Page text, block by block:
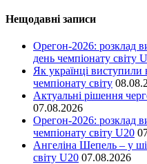
Нещодавні записи
Орегон-2026: розклад
день чемпіонату світу
Як українці виступили
чемпіонату світу
Актуальні рішення
07.08.2026
Орегон-2026: розклад
чемпіонату світу U20
Ангеліна Шепель – у
світу U20 07.08.2026